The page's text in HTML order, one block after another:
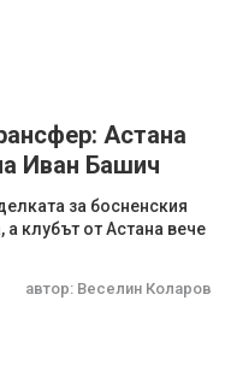
Астана
Иван Башич
за босненския
клубът от Астана вече
автор: Веселин Коларов